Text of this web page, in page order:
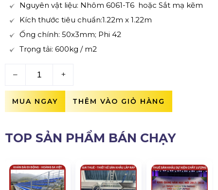
Nguyên vật liệu: Nhôm 6061-T6 hoặc Sắt mạ kẽm
Kích thước tiêu chuẩn:1.22m x 1.22m
Ống chính: 50x3mm; Phi 42
Trọng tải: 600kg / m2
– +
MUA NGAY THÊM VÀO GIỎ HÀNG
TOP SẢN PHẨM BÁN CHẠY